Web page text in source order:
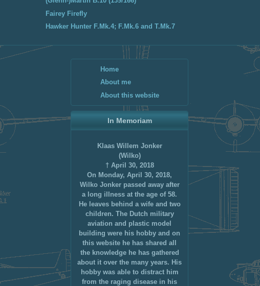
Home
About me
About this website
In Memoriam
Klaas Willem Jonker
(Wilko)
† April 30, 2018
On Monday, April 30, 2018,
Wilko Jonker passed away after
a long illness at the age of 58.
He leaves behind a wife and two
children. The Dutch military
aviation and plastic model
building were his hobby and on
this website he has shared all
the knowledge he has gathered
about it over the many years. His
hobby was able to distract him
from the raging disease in his
Fairey Firefly
Hawker Hunter F.Mk.4; F.Mk.6 and T.Mk.7